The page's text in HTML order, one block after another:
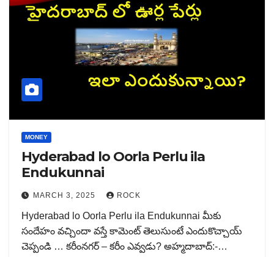
MONEY
Hyderabad lo Oorla Perlu ila
Endukunnai
MARCH 3, 2025 ROCK
Hyderabad lo Oorla Perlu ila Endukunnai మీకు
సందేహం వచ్చిందా వస్తే కామెంట్ తెలుసుంటే ఎందుకొచ్చాయ్
చెప్పండి … కరీంనగర్ – కరీం ఎవ్వడు? అహ్మదాబాద్:-…